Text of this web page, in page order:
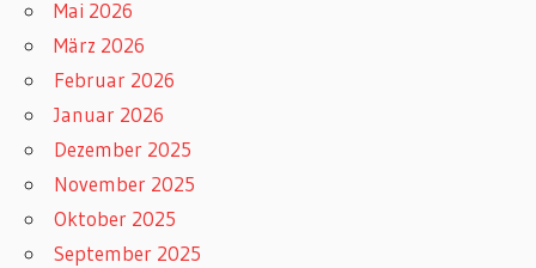
Mai 2026
März 2026
Februar 2026
Januar 2026
Dezember 2025
November 2025
Oktober 2025
September 2025